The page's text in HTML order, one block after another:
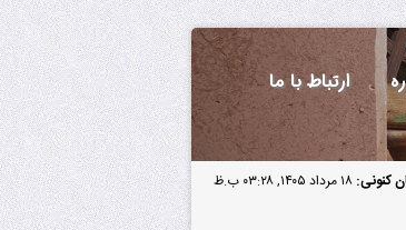
ارتباط با ما
کنونی: ۱۸ مرداد ۱۴۰۵, ۰۳:۲۸ ب.ظ